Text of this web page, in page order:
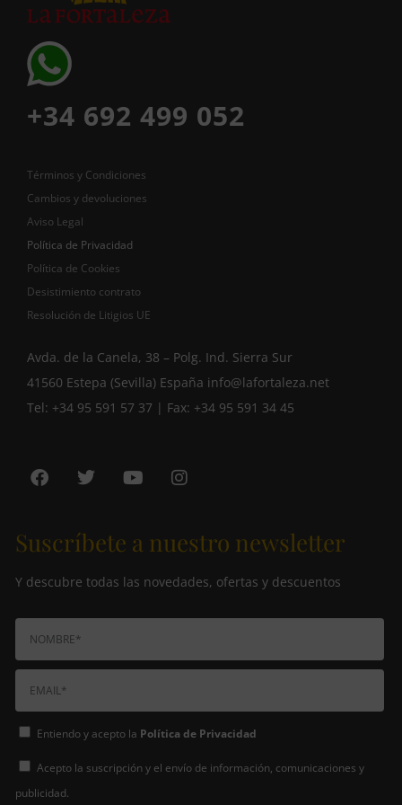
+34 692 499 052
Términos y Condiciones
Cambios y devoluciones
Aviso Legal
Política de Privacidad
Política de Cookies
Desistimiento contrato
Resolución de Litigios UE
Avda. de la Canela, 38 – Polg. Ind. Sierra Sur
41560 Estepa (Sevilla) España info@lafortaleza.net
Tel: +34 95 591 57 37 | Fax: +34 95 591 34 45
Suscríbete a nuestro newsletter
Y descubre todas las novedades, ofertas y descuentos
Entiendo y acepto la Política de Privacidad
Acepto la suscripción y el envío de información, comunicaciones y
publicidad.